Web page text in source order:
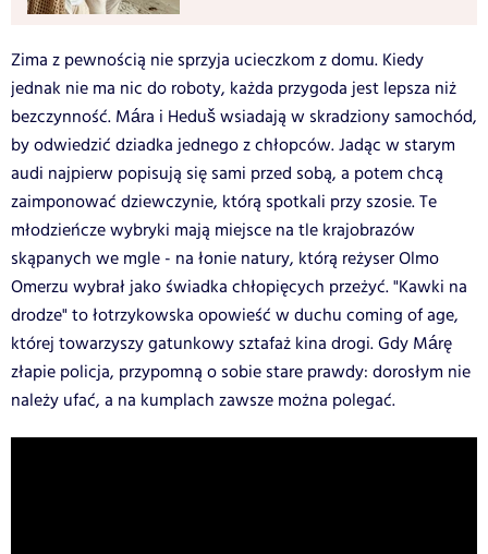
Zima z pewnością nie sprzyja ucieczkom z domu. Kiedy
jednak nie ma nic do roboty, każda przygoda jest lepsza niż
bezczynność. Mára i Heduš wsiadają w skradziony samochód,
by odwiedzić dziadka jednego z chłopców. Jadąc w starym
audi najpierw popisują się sami przed sobą, a potem chcą
zaimponować dziewczynie, którą spotkali przy szosie. Te
młodzieńcze wybryki mają miejsce na tle krajobrazów
skąpanych we mgle - na łonie natury, którą reżyser Olmo
Omerzu wybrał jako świadka chłopięcych przeżyć. "Kawki na
drodze" to łotrzykowska opowieść w duchu coming of age,
której towarzyszy gatunkowy sztafaż kina drogi. Gdy Márę
złapie policja, przypomną o sobie stare prawdy: dorosłym nie
należy ufać, a na kumplach zawsze można polegać.